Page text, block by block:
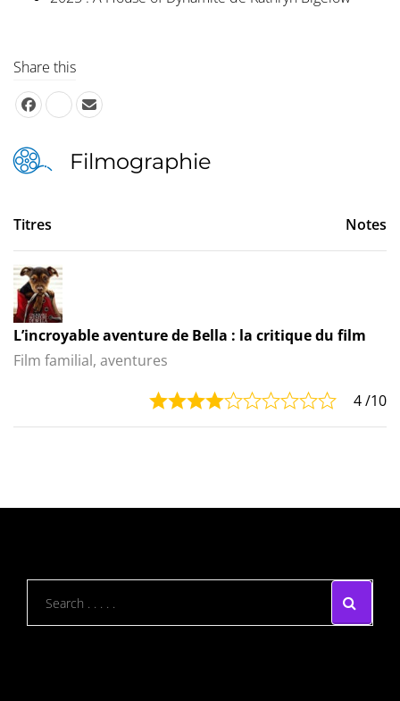
Share this
Filmographie
Titres Notes
L’incroyable aventure de Bella : la critique du film
Film familial, aventures
4/10